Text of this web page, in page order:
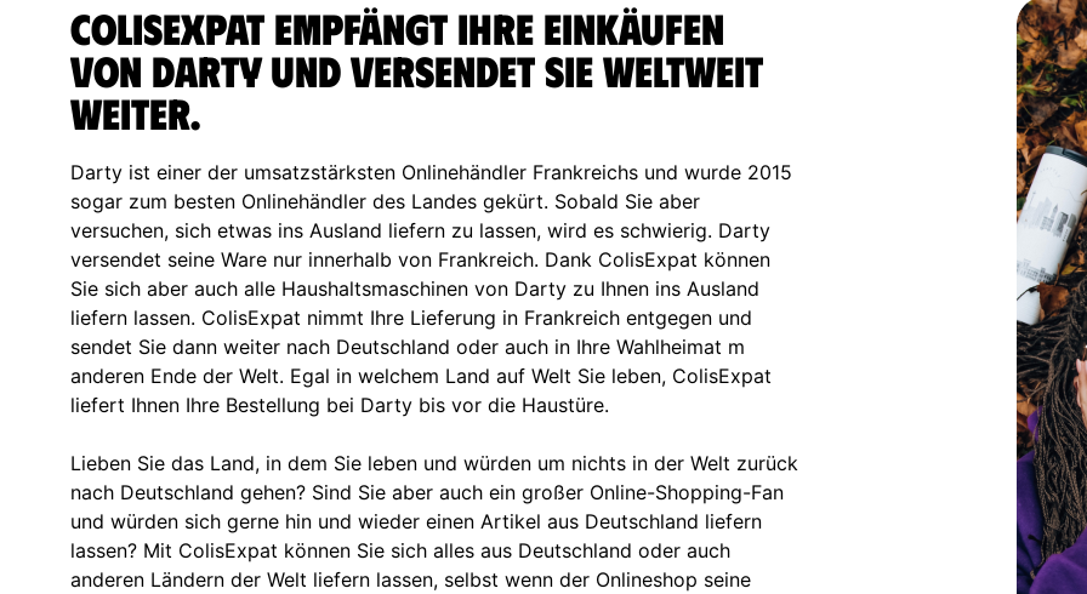
ColisExpat empfängt Ihre Einkäufen
von Darty und versendet sie weltweit
weiter.
Darty ist einer der umsatzstärksten Onlinehändler Frankreichs und wurde 2015
sogar zum besten Onlinehändler des Landes gekürt. Sobald Sie aber
versuchen, sich etwas ins Ausland liefern zu lassen, wird es schwierig. Darty
versendet seine Ware nur innerhalb von Frankreich. Dank ColisExpat können
Sie sich aber auch alle Haushaltsmaschinen von Darty zu Ihnen ins Ausland
liefern lassen. ColisExpat nimmt Ihre Lieferung in Frankreich entgegen und
sendet Sie dann weiter nach Deutschland oder auch in Ihre Wahlheimat m
anderen Ende der Welt. Egal in welchem Land auf Welt Sie leben, ColisExpat
liefert Ihnen Ihre Bestellung bei Darty bis vor die Haustüre.
Lieben Sie das Land, in dem Sie leben und würden um nichts in der Welt zurück
nach Deutschland gehen? Sind Sie aber auch ein großer Online-Shopping-Fan
und würden sich gerne hin und wieder einen Artikel aus Deutschland liefern
lassen? Mit ColisExpat können Sie sich alles aus Deutschland oder auch
anderen Ländern der Welt liefern lassen, selbst wenn der Onlineshop seine